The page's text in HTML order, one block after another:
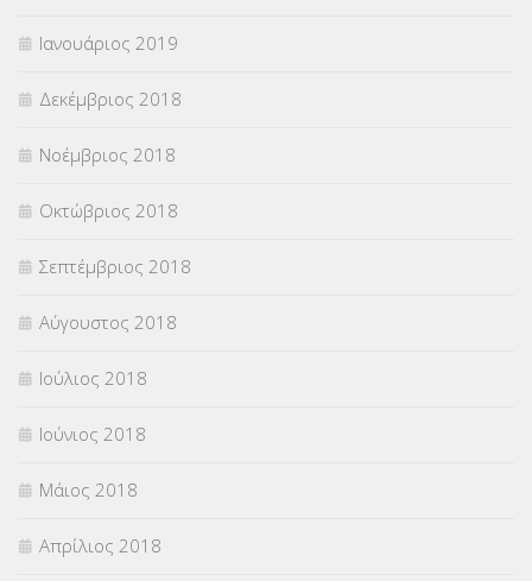
Ιανουάριος 2019
Δεκέμβριος 2018
Νοέμβριος 2018
Οκτώβριος 2018
Σεπτέμβριος 2018
Αύγουστος 2018
Ιούλιος 2018
Ιούνιος 2018
Μάιος 2018
Απρίλιος 2018